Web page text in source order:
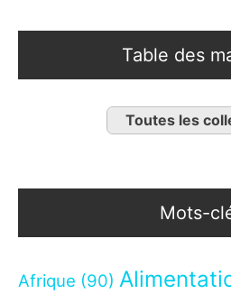
Table des
Toutes les
Mots-
Afrique (90)